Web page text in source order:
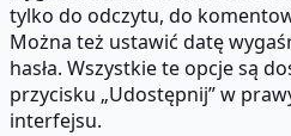
tylko do odczytu, do
Można też ustawić datę
hasła. Wszystkie te opcje są
przycisku „Udostępnij” w
interfejsu.